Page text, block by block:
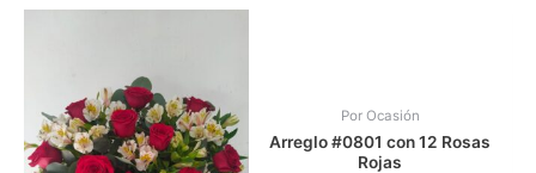
Por Ocasión
Arreglo #0801 con 12 Rosas
Rojas